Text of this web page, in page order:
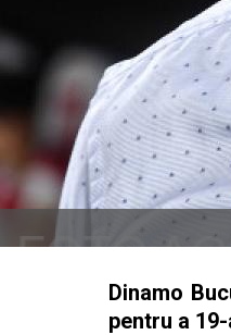
Dinamo
pentru a